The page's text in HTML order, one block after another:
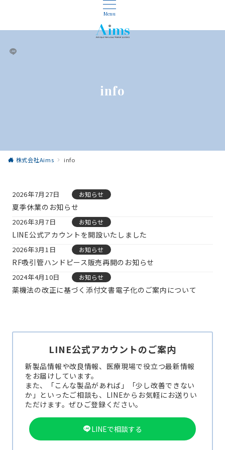
Menu
info
株式会社Aims info
2026年7月27日 お知らせ
夏季休業のお知らせ
2026年3月7日 お知らせ
LINE公式アカウントを開設いたしました
2026年3月1日 お知らせ
RF吸引管ハンドピース販売再開のお知らせ
2024年4月10日 お知らせ
薬機法の改正に基づく添付文書電子化のご案内について
LINE公式アカウントのご案内
新製品情報や改良情報、医療現場で役立つ最新情報
をお届けしています。
また、「こんな製品があれば」「少し改善できない
か」といったご相談も、LINEからお気軽にお送りい
ただけます。ぜひご登録ください。
LINEで相談する